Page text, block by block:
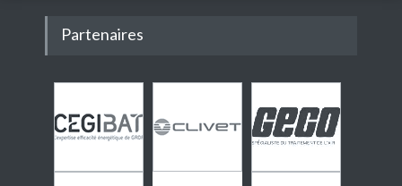
Partenaires